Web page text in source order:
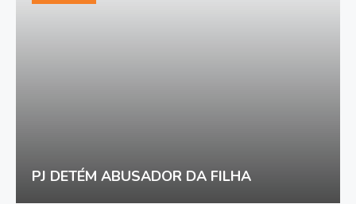
PJ DETÉM ABUSADOR DA FILHA